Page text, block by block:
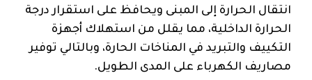
انتقال الحرارة إلى المبنى ويحافظ على استقرار درجة
الحرارة الداخلية، مما يقلل من استهلاك أجهزة
التكييف والتبريد في المناخات الحارة، وبالتالي توفير
مصاريف الكهرباء على المدى الطويل.